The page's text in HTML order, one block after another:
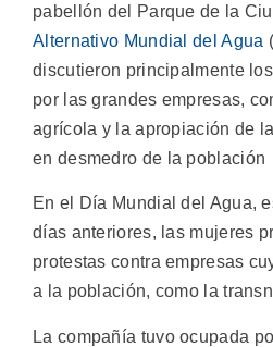
pabellón del Parque de la
Alternativo Mundial del Agua
discutieron principalmente
por las grandes empresas,
agrícola y la apropiación de
en desmedro de la población
En el Día Mundial del Agua,
días anteriores, las mujeres
protestas contra empresas
a la población, como la
La compañía tuvo ocupada